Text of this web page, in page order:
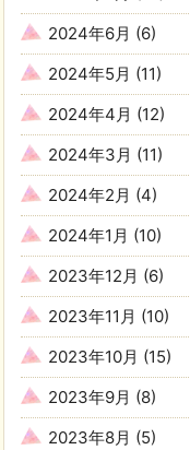
2024年6月 (6)
2024年5月 (11)
2024年4月 (12)
2024年3月 (11)
2024年2月 (4)
2024年1月 (10)
2023年12月 (6)
2023年11月 (10)
2023年10月 (15)
2023年9月 (8)
2023年8月 (5)